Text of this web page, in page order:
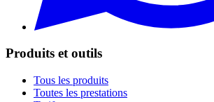
Produits et outils
Tous les produits
Toutes les prestations